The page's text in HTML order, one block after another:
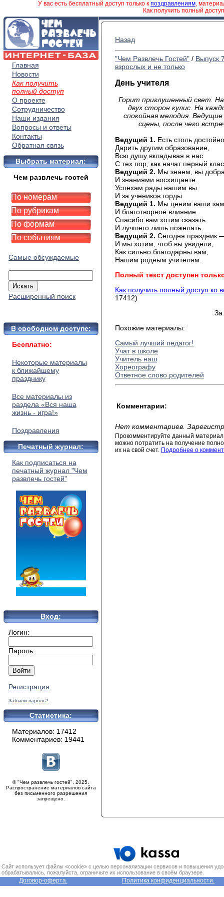
У вас есть бесплатный доступ только к поздравлениям,
Как получить полный
Главная
Новости
Как получить
полный доступ
О проекте
Сотрудничество
Наши издания
Вопросы и ответы
Контакты
Обратная связь
Выбрать материал:
Чем развлечь гостей
По номерам
По рубрикам
По формам
По событиям
Самые обсуждаемые
Расширенный поиск
В свободном доступе:
Бесплатно:
Некоторые материалы
к ближайшему
празднику
Все материалы из
раздела «Вся наша
жизнь - игра!»
Поздравления
Печатный журнал:
Как подписаться на
печатный журнал "Чем
развлечь гостей"
Вход:
Логин:
Пароль:
Регистрация
Забыли пароль?
Статистика:
Материалов: 17412
Комментариев: 19441
© "Чем развлечь гостей", 2025.
Распространение материалов сайта
без письменного разрешения
запрещено.
Назад
"Чем Развлечь Гостей" / Выпуск
взрослых и не только
День учителя
Горит приглушенный свет.
двух сторон кулис. На
спокойная мелодия.
сцены, после чего
Ведущий 1. Есть столь
Дарить другим образование,
Всю душу вкладывая в нас
С тех пор, как начат первый
Ведущий 2. Мы знаем, вы
И знаниями восхищаете.
Успехам рады нашим вы
И за учеников горды.
Ведущий 1. Мы ценим ваши
И благотворное влияние.
Спасибо вам хотим сказать
И лучшего лишь пожелать.
Ведущий 2. Сегодня праздник
И мы хотим, чтоб вы увидели,
Как сильно благодарны вам,
Нашим родным учителям.
Полный текст доступен
Как получить полный доступ ко
17412)
За
Похожие материалы:
Самый лучший педагог!
Учат в школе
Учитель наш
Хореографу
Ответное слово родителей
Комментарии:
Нет комментариев.
Прокомментируйте данный
можно потратить на получение
их на свой счет. Подробнее о
Сайт использует файлы «cookie» с целью персонализации сервисов и повышения
обрабатывались, пожалуйста, ограничьте их использование в своём браузере.
Договор-оферта. Политика конфиденциальности.